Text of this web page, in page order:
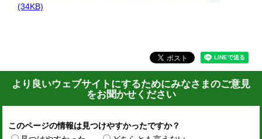
(34KB)
より良いウェブサイトにするためにみなさまのご意見
をお聞かせください
このページの情報は見つけやすかったですか？